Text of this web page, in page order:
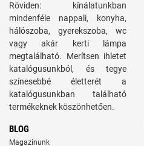
Röviden: kínálatunkban
mindenféle nappali, konyha,
hálószoba, gyerekszoba, wc
vagy akár kerti lámpa
megtalálható. Merítsen ihletet
katalógusunkból, és tegye
színesebbé életterét a
katalógusunkban található
termékeknek köszönhetően.
BLOG
Magazinunk